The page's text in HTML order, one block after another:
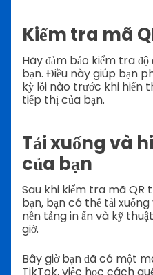
Kiểm tra mã
Hãy đảm bảo kiểm tra
bạn. Điều này giúp bạn
kỳ lỗi nào trước khi hiển
tiếp thị của bạn.
Tải xuống và
của bạn
Sau khi kiểm tra mã QR
bạn, bạn có thể tải
nền tảng in ấn và kỹ
giờ.
Bây giờ bạn đã có một
TikTok, việc học cách